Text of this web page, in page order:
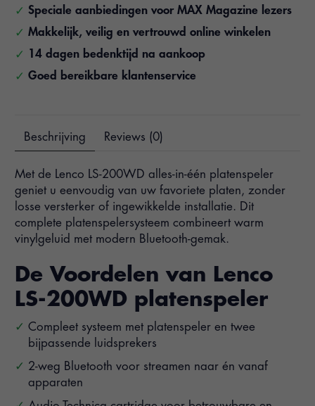
Speciale aanbiedingen voor MAX Magazine lezers
Makkelijk, veilig en vertrouwd online winkelen
14 dagen bedenktijd na aankoop
Goed bereikbare klantenservice
Beschrijving Reviews (0)
Met de Lenco LS-200WD alles-in-één platenspeler
geniet u eenvoudig van uw favoriete platen, zonder
losse versterker of ingewikkelde installatie. Dit
complete platenspelersysteem combineert warm
vinylgeluid met modern Bluetooth-gemak.
De Voordelen van Lenco
LS-200WD platenspeler
Compleet systeem met platenspeler en twee
bijpassende luidsprekers
2-weg Bluetooth voor streamen naar én vanaf
apparaten